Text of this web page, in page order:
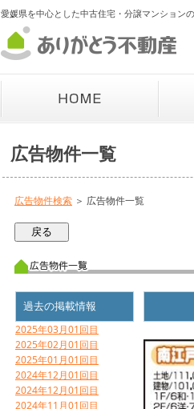
愛媛県を中心とした中古住宅・分譲マンション
広告物件一覧
広告物件検索 ＞ 広告物件一覧
過去の掲載情報
2025年03月01回目
2025年02月01回目
2025年01月01回目
2024年12月01回目
2024年12月01回目
2024年11月01回目